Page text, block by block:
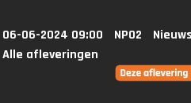
06-06-2024 09:00 NPO2
Alle afleveringen